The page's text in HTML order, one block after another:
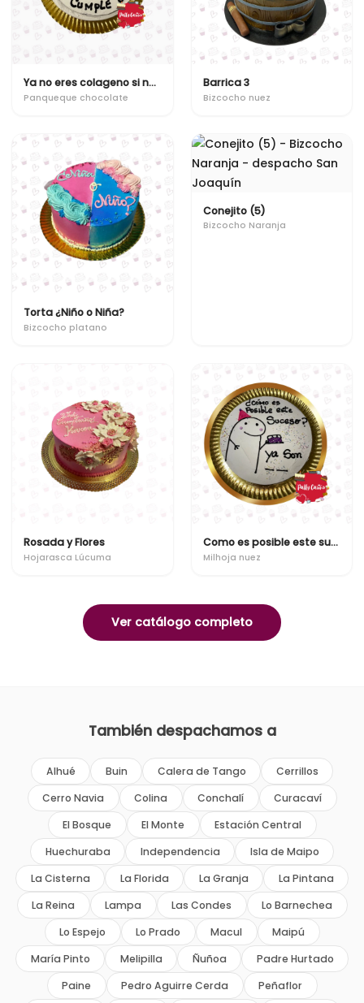
Ya no eres colageno si no ensure!
Panqueque chocolate
Barrica 3
Bizcocho nuez
Torta ¿Niño o Niña?
Bizcocho platano
Conejito (5)
Bizcocho Naranja
Rosada y Flores
Hojarasca Lúcuma
Como es posible este suceso? ya son "x"
Milhoja nuez
Ver catálogo completo
También despachamos a
Alhué Buin Calera de Tango
Cerrillos
Cerro Navia
Colina Conchalí
Curacaví
El Bosque
El Monte
Estación Central
Huechuraba
Independencia
Isla de Maipo
La Cisterna
La Florida La Granja
La Pintana
La Reina
Lampa Las Condes
Lo Barnechea
Lo Espejo
Lo Prado Macul
Maipú
María Pinto
Melipilla Ñuñoa
Padre Hurtado
Paine
Pedro Aguirre Cerda Peñaflor